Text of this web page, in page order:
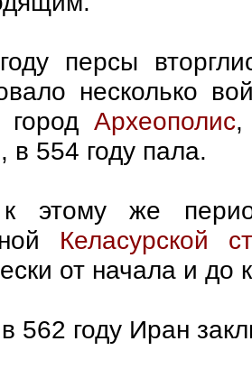
персы
несколько
городАрхеополис,
в 554 году пала.
этому же
Келасурской
от начала и до
562 году Иран